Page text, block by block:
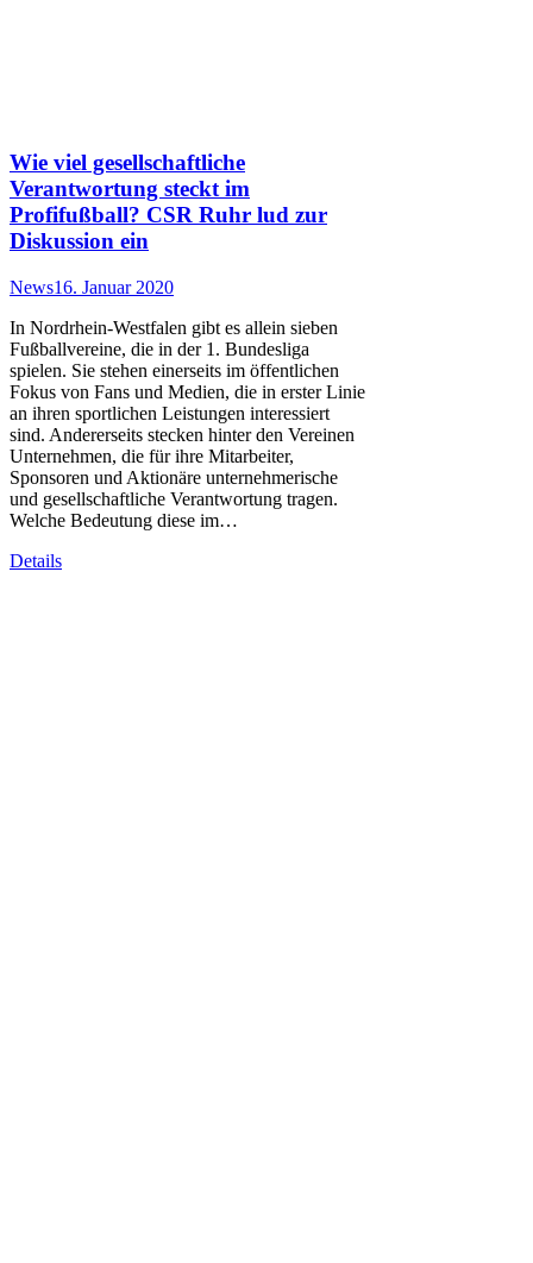
Wie viel gesellschaftliche
Verantwortung steckt im
Profifußball? CSR Ruhr lud zur
Diskussion ein
News16. Januar 2020
In Nordrhein-Westfalen gibt es allein sieben
Fußballvereine, die in der 1. Bundesliga
spielen. Sie stehen einerseits im öffentlichen
Fokus von Fans und Medien, die in erster Linie
an ihren sportlichen Leistungen interessiert
sind. Andererseits stecken hinter den Vereinen
Unternehmen, die für ihre Mitarbeiter,
Sponsoren und Aktionäre unternehmerische
und gesellschaftliche Verantwortung tragen.
Welche Bedeutung diese im…
Details